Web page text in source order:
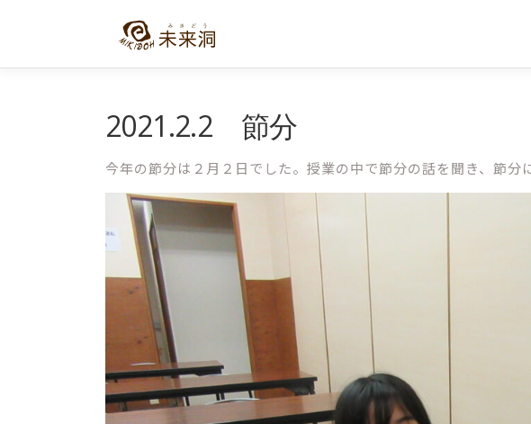
ン
2021.2.2 節分
今年の節分は２月２日でした。授業の中で節分の話を聞き、節分